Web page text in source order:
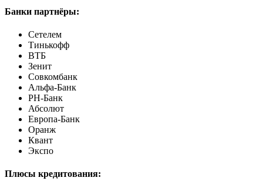
Банки партнёры:
Сетелем
Тинькофф
ВТБ
Зенит
Совкомбанк
Альфа-Банк
РН-Банк
Абсолют
Европа-Банк
Оранж
Квант
Экспо
Плюсы кредитования: